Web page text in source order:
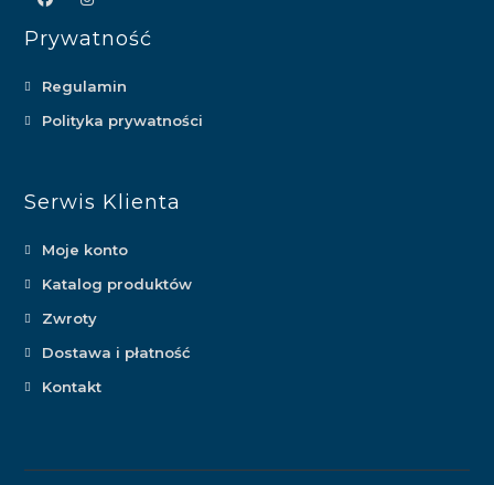
Prywatność
Regulamin
Polityka prywatności
Serwis Klienta
Moje konto
Katalog produktów
Zwroty
Dostawa i płatność
Kontakt